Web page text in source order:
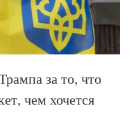
за то, что
чем хочется